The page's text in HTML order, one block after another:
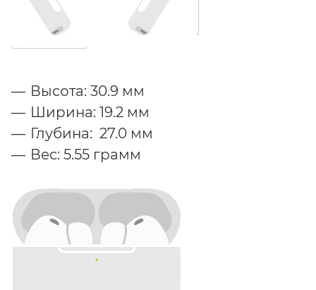
Высота: 30.9 мм
Ширина: 19.2 мм
Глубина: 27.0 мм
Вес: 5.55 грамм